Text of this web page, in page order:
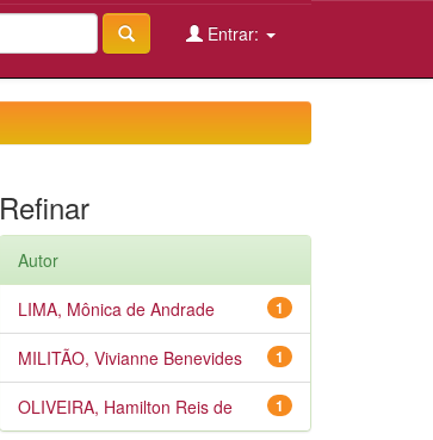
Entrar:
Refinar
Autor
1
LIMA, Mônica de Andrade
1
MILITÃO, Vivianne Benevides
1
OLIVEIRA, Hamilton Reis de